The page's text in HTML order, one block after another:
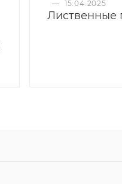
— 15.04.2025
Лиственные